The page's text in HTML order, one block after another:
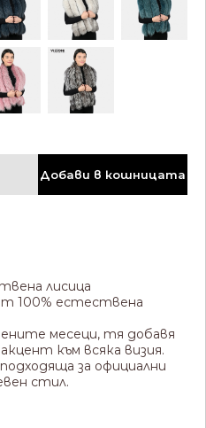
Добави в кошницата
лисица
100% естествена
месеци, тя добавя
към всяка визия.
за официални
стил.